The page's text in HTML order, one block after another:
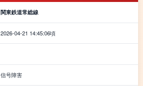
関東鉄道常総線
2026-04-21 14:45:06頃
信号障害